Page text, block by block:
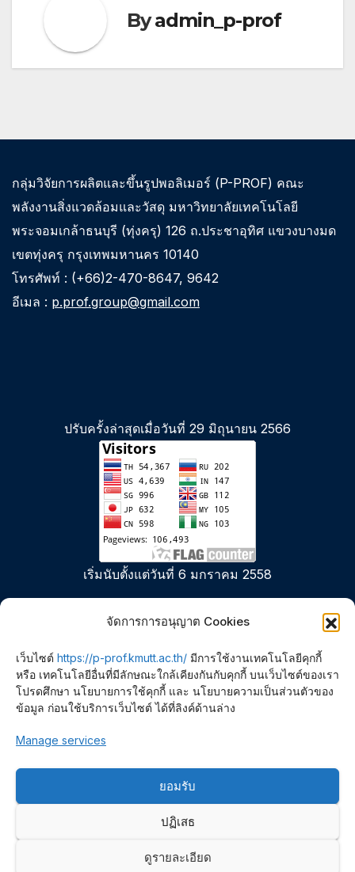
จัดการการอนุญาต Cookies
เว็บไซต์ https://p-prof.kmutt.ac.th/ มีการใช้งานเทคโนโลยีคุกกี้
หรือ เทคโนโลยีอื่นที่มีลักษณะใกล้เคียงกันกับคุกกี้ บนเว็บไซต์ของเรา
โปรดศึกษา นโยบายการใช้คุกกี้ และ นโยบายความเป็นส่วนตัวของ
ข้อมูล ก่อนใช้บริการเว็บไซต์ ได้ที่ลิงค์ด้านล่าง
Manage services
ยอมรับ
ปฏิเสธ
ดูรายละเอียด
Byadmin_p-prof
กลุ่มวิจัยการผลิตและขึ้นรูปพอลิเมอร์ (P-PROF) คณะ
พลังงานสิ่งแวดล้อมและวัสดุ มหาวิทยาลัยเทคโนโลยี
พระจอมเกล้าธนบุรี (ทุ่งครุ) 126 ถ.ประชาอุทิศ แขวงบางมด
เขตทุ่งครุ กรุงเทพมหานคร 10140
โทรศัพท์ : (+66)2-470-8647, 9642
อีเมล : p.prof.group@gmail.com
ปรับครั้งล่าสุดเมื่อวันที่ 29 มิถุนายน 2566
เริ่มนับตั้งแต่วันที่ 6 มกราคม 2558
Polymer PROcessing and
Flow (P-PROF) Research
Group